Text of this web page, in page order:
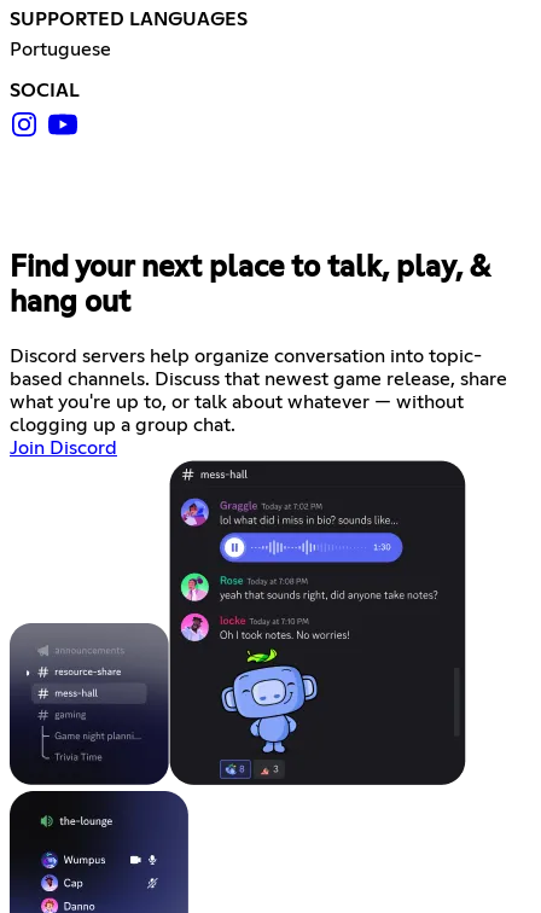
SUPPORTED LANGUAGES
Portuguese
SOCIAL
Find your next place to talk, play, &
hang out
Discord servers help organize conversation into topic-
based channels. Discuss that newest game release, share
what you're up to, or talk about whatever — without
clogging up a group chat.
Join Discord